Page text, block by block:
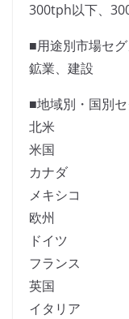
300tph以下、
■用途別市場セグ
鉱業、建設
■地域別・国別
北米
米国
カナダ
メキシコ
欧州
ドイツ
フランス
英国
イタリア